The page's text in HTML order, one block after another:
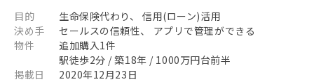
目的
生命保険代わり、 信用(ローン)活用
決め手
セールスの信頼性、 アプリで管理ができる
物件
追加購入1件
駅徒歩2分 / 築18年 / 1000万円台前半
掲載日
2020年12月23日